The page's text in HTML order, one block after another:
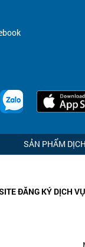
SẢN PHẨM
ĐĂNG KÝ DỊCH